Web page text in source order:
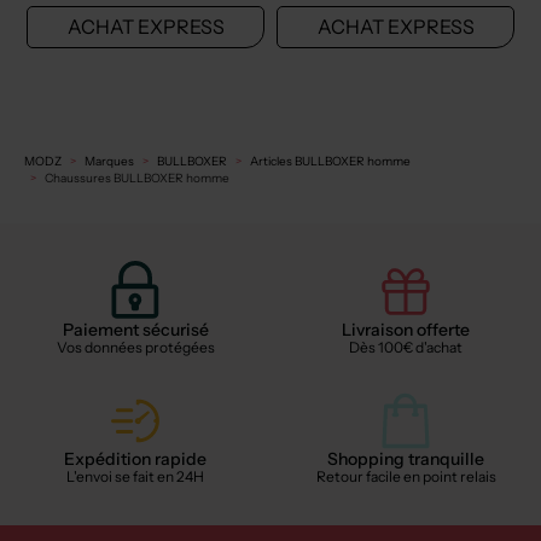
ACHAT EXPRESS ACHAT EXPRESS
MODZ Marques BULLBOXER
Articles BULLBOXER homme
Chaussures BULLBOXER homme
Paiement sécurisé
Vos données protégées
Livraison offerte
Dès 100€ d'achat
Expédition rapide
L'envoi se fait en 24H
Shopping tranquille
Retour facile en point relais